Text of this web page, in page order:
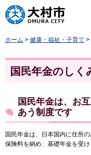
大村市
ホーム > 健康・福祉・子育て >
国民年金のしく
国民年金は、お
あう制度です
国民年金は、日本国内に住所
保険料を納め、基礎年金を受け